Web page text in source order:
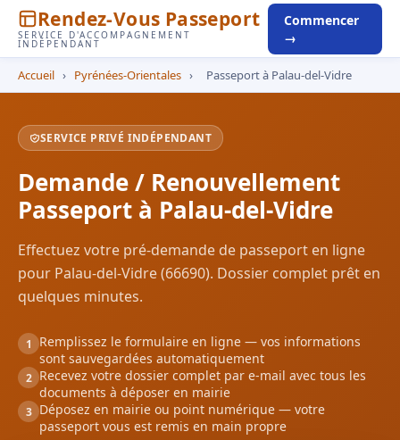
Rendez-Vous Passeport
SERVICE D'ACCOMPAGNEMENT
INDÉPENDANT
Commencer
→
Accueil › Pyrénées-Orientales › Passeport à Palau-del-Vidre
SERVICE PRIVÉ INDÉPENDANT
Demande / Renouvellement
Passeport à Palau-del-Vidre
Effectuez votre pré-demande de passeport en ligne
pour Palau-del-Vidre (66690). Dossier complet prêt en
quelques minutes.
1
Remplissez le formulaire en ligne — vos informations
sont sauvegardées automatiquement
2 Recevez votre dossier complet par e-mail avec tous les
documents à déposer en mairie
3 Déposez en mairie ou point numérique — votre
passeport vous est remis en main propre